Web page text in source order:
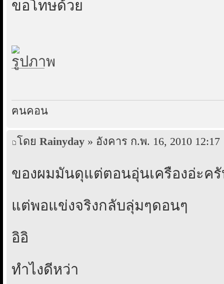
ขอโทษด้วย
ฅนคอน
โดย Rainyday » อังคาร ก.พ. 16, 2010 12:17
ของผมมันดุแต่ตอนอุ่นเครื่องอ่ะค
แต่พอแข่งจริงกลับลุ่มๆดอนๆ
อิอิ
ทำไงดีหว่า